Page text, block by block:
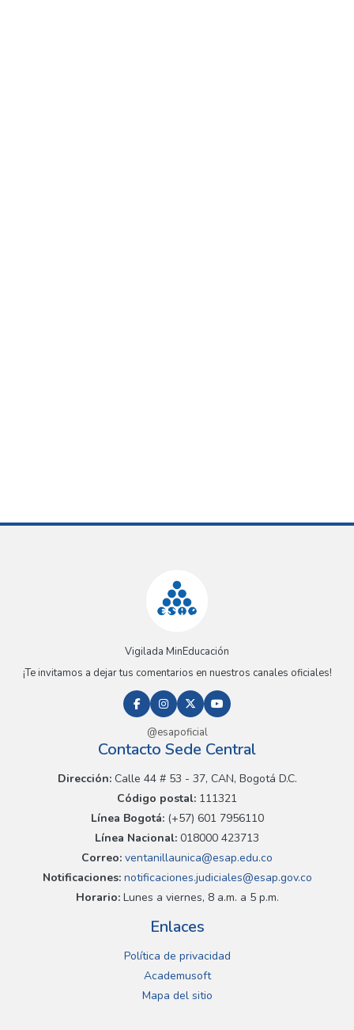
Vigilada MinEducación
¡Te invitamos a dejar tus comentarios en nuestros canales oficiales!
@esapoficial
Contacto Sede Central
Dirección:Calle 44 # 53 - 37, CAN, Bogotá D.C.
Código postal: 111321
Línea Bogotá:(+57) 601 7956110
Línea Nacional: 018000 423713
Correo: ventanillaunica@esap.edu.co
Notificaciones:notificaciones.judiciales@esap.gov.co
Horario:Lunes a viernes, 8 a.m. a 5 p.m.
Enlaces
Política de privacidad
Academusoft
Mapa del sitio